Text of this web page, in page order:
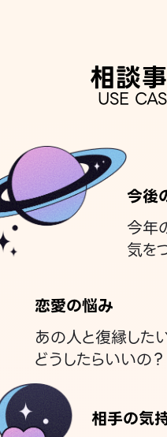
相談
USE
今後
今年
気を
恋愛の悩み
あの人と復縁した
どうしたらいいの？
相手の気